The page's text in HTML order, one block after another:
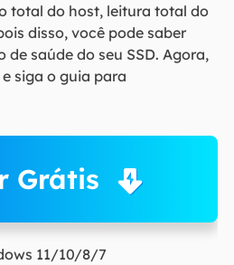
total do host, leitura total do
disso, você pode saber
saúde do seu SSD. Agora,
siga o guia para
Grátis
11/10/8/7